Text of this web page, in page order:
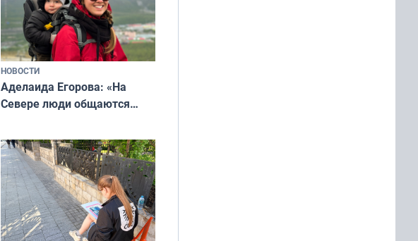
НОВОСТИ
Аделаида Егорова: «На
Севере люди общаются
а потому что
ты им интересен»